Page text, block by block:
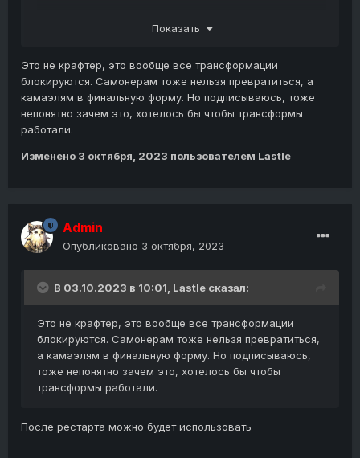
Пы.Сы. Я предлагаю просто в скиллы персонажа бафф
Показать
Это не крафтер, это вообще все трансформации
блокируются. Самонерам тоже нельзя превратиться, а
камаэлям в финальную форму. Но подписываюсь, тоже
непонятно зачем это, хотелось бы чтобы трансформы
работали.
Изменено 3 октября, 2023 пользователем Lastle
Admin
Опубликовано 3 октября, 2023
В 03.10.2023 в 10:01, Lastle сказал:
Это не крафтер, это вообще все трансформации
блокируются. Самонерам тоже нельзя превратиться,
а камаэлям в финальную форму. Но подписываюсь,
тоже непонятно зачем это, хотелось бы чтобы
трансформы работали.
После рестарта можно будет использовать